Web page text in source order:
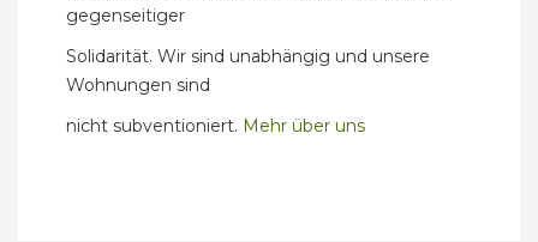
gegenseitiger
Solidarität. Wir sind unabhängig und unsere
Wohnungen sind
nicht subventioniert. Mehr über uns